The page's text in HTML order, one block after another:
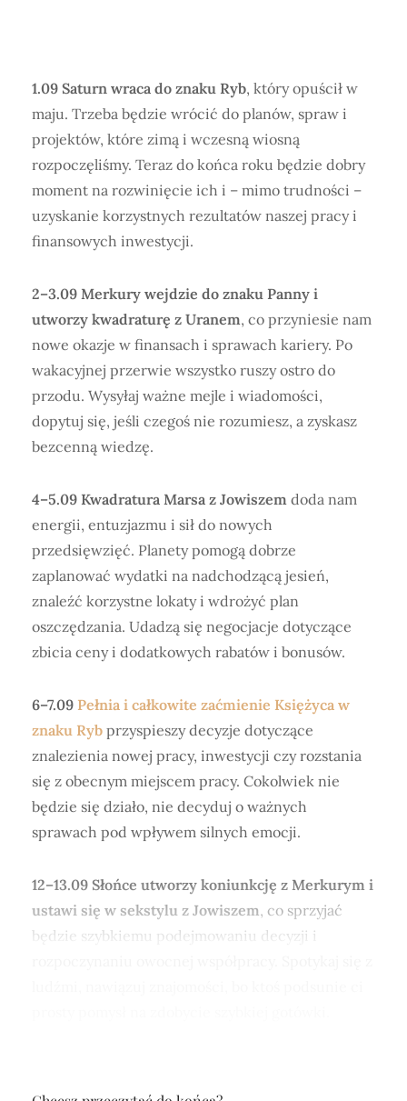
1.09 Saturn wraca do znaku Ryb, który opuścił w
maju. Trzeba będzie wrócić do planów, spraw i
projektów, które zimą i wczesną wiosną
rozpoczęliśmy. Teraz do końca roku będzie dobry
moment na rozwinięcie ich i – mimo trudności –
uzyskanie korzystnych rezultatów naszej pracy i
finansowych inwestycji.
2–3.09 Merkury wejdzie do znaku Panny i
utworzy kwadraturę z Uranem, co przyniesie nam
nowe okazje w finansach i sprawach kariery. Po
wakacyjnej przerwie wszystko ruszy ostro do
przodu. Wysyłaj ważne mejle i wiadomości,
dopytuj się, jeśli czegoś nie rozumiesz, a zyskasz
bezcenną wiedzę.
4–5.09 Kwadratura Marsa z Jowiszem doda nam
energii, entuzjazmu i sił do nowych
przedsięwzięć. Planety pomogą dobrze
zaplanować wydatki na nadchodzącą jesień,
znaleźć korzystne lokaty i wdrożyć plan
oszczędzania. Udadzą się negocjacje dotyczące
zbicia ceny i dodatkowych rabatów i bonusów.
6–7.09 Pełnia i całkowite zaćmienie Księżyca w
znaku Ryb przyspieszy decyzje dotyczące
znalezienia nowej pracy, inwestycji czy rozstania
się z obecnym miejscem pracy. Cokolwiek nie
będzie się działo, nie decyduj o ważnych
sprawach pod wpływem silnych emocji.
12–13.09 Słońce utworzy koniunkcję z Merkurym i
ustawi się w sekstylu z Jowiszem, co sprzyjać
będzie szybkiemu podejmowaniu decyzji i